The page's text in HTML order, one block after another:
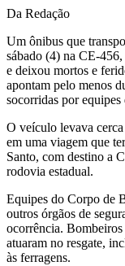
Da Redação
Um ônibus que
sábado (4) na CE-
e deixou mortos e
apontam pelo menos
socorridas por equipes
O veículo levava cerca
em uma viagem que
Santo, com destino a
rodovia estadual.
Equipes do Corpo de
outros órgãos de
ocorrência.
atuaram no resgate,
às ferragens.